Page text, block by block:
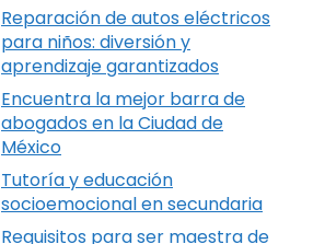
Reparación de autos eléctricos
para niños: diversión y
aprendizaje garantizados
Encuentra la mejor barra de
abogados en la Ciudad de
México
Tutoría y educación
socioemocional en secundaria
Requisitos para ser maestra de